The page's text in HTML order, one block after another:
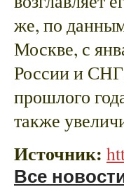
же, по данным
Москве, с
России и
прошлого
также
Источник:
Все